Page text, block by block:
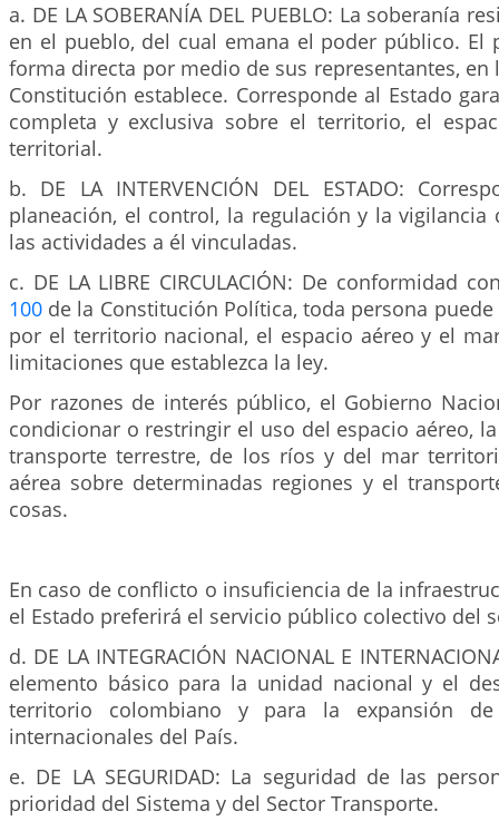
a. DE LA SOBERANÍA DEL PUEBLO: La soberanía
en el pueblo, del cual emana el poder público. El
forma directa por medio de sus representantes,
Constitución establece. Corresponde al Estado
completa y exclusiva sobre el territorio, el
territorial.
b. DE LA INTERVENCIÓN DEL ESTADO:
planeación, el control, la regulación y la vigilancia
las actividades a él vinculadas.
c. DE LA LIBRE CIRCULACIÓN: De conformidad
100 de la Constitución Política, toda persona
por el territorio nacional, el espacio aéreo y el
limitaciones que establezca la ley.
Por razones de interés público, el Gobierno
condicionar o restringir el uso del espacio aéreo,
transporte terrestre, de los ríos y del mar
aérea sobre determinadas regiones y el
cosas.
En caso de conflicto o insuficiencia de la
el Estado preferirá el servicio público colectivo del
d. DE LA INTEGRACIÓN NACIONAL E
elemento básico para la unidad nacional y el
territorio colombiano y para la expansión
internacionales del País.
e. DE LA SEGURIDAD: La seguridad de las
prioridad del Sistema y del Sector Transporte.